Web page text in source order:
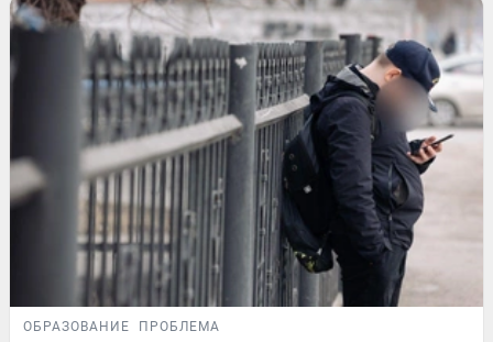
ОБРАЗОВАНИЕ ПРОБЛЕМА